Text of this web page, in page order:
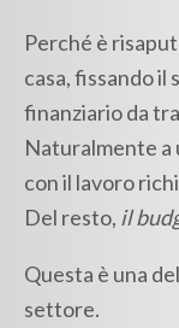
Perché è
casa, fissando
finanziario da
Naturalmente
con il lavoro
Del resto, il
Questa è una
settore.